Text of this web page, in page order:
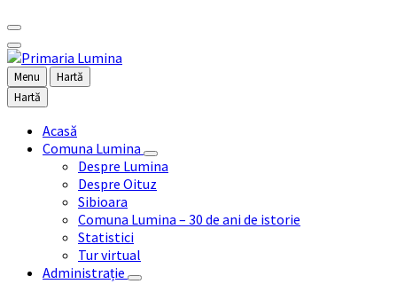
Menu
Hartă
Hartă
Acasă
Comuna Lumina
Despre Lumina
Despre Oituz
Sibioara
Comuna Lumina – 30 de ani de istorie
Statistici
Tur virtual
Administrație